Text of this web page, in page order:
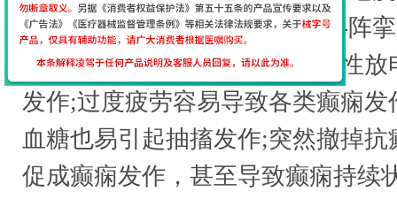
失神发作;饮酒可促成全身强直-阵
发作;睡眠剥夺可引起脑电图痫性
发作;过度疲劳容易导致各类癫痫发
血糖也易引起抽搐发作;突然撤掉
促成癫痫发作，甚至导致癫痫持续